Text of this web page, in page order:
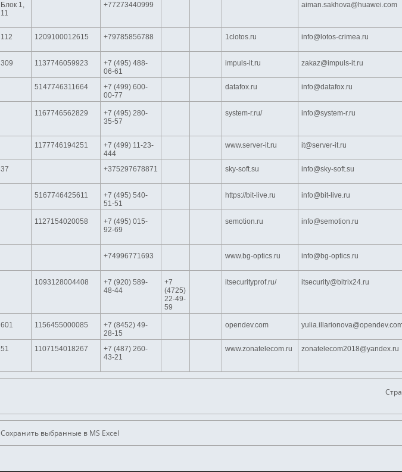
Блок 1,
11
+77273440999 aiman.sakhova@huawei.com
112 1209100012615 +79785856788 1clotos.ru info@lotos-crimea.ru
309 1137746059923
+7 (495) 488-
06-61
impuls-it.ru zakaz@impuls-it.ru
5147746311664
+7 (499) 600-
00-77
datafox.ru info@datafox.ru
1167746562829
+7 (495) 280-
35-57
system-r.ru/ info@system-r.ru
1177746194251
+7 (499) 11-23-
444
www.server-it.ru it@server-it.ru
37 +375297678871 sky-soft.su info@sky-soft.su
5167746425611
+7 (495) 540-
51-51
https://bit-live.ru info@bit-live.ru
1127154020058
+7 (495) 015-
92-69
semotion.ru info@semotion.ru
+74996771693 www.bg-optics.ru info@bg-optics.ru
1093128004408
+7 (920) 589-
48-44
+7
(4725)
22-49-
59
itsecurityprof.ru/ itsecurity@bitrix24.ru
601 1156455000085
+7 (8452) 49-
28-15
opendev.com
51 1107154018267
+7 (487) 260-
43-21
www.zonatelecom.ru zonatelecom2018@yandex.ru
Сохранить выбранные в MS Excel